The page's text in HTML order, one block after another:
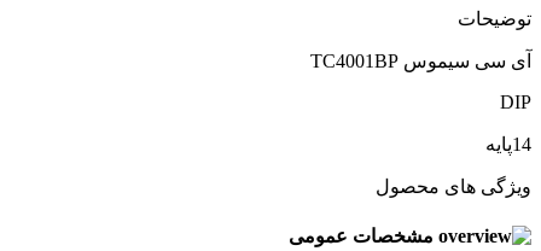
توضیحات
آی سی سیموس TC4001BP
DIP
14پایه
ویژگی های محصول
مشخصات عمومی